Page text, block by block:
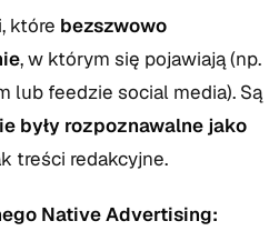
które bezszwowo
, w którym się pojawiają (np.
lub feedzie social media). Są
były rozpoznawalne jako
treści redakcyjne.
Native Advertising: